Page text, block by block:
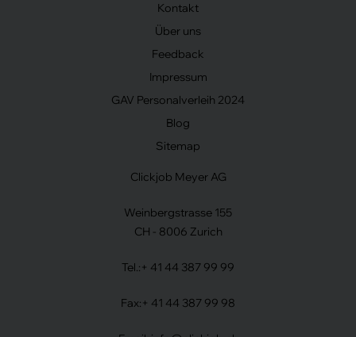
Kontakt
Über uns
Feedback
Impressum
GAV Personalverleih 2024
Blog
Sitemap
Clickjob Meyer AG
Weinbergstrasse 155
CH - 8006 Zurich
Tel.: + 41 44 387 99 99
Fax: + 41 44 387 99 98